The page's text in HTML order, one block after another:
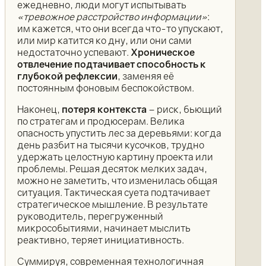
ежедневно, люди могут испытывать
«тревожное расстройство информации»:
им кажется, что они всегда что-то упускают,
или мир катится ко дну, или они сами
недостаточно успевают. Хроническое
отвлечение подтачивает способность к
глубокой рефлексии, заменяя её
постоянным фоновым беспокойством.
Наконец, потеря контекста – риск, бьющий
по стратегам и продюсерам. Велика
опасность упустить лес за деревьями: когда
день разбит на тысячи кусочков, трудно
удержать целостную картину проекта или
проблемы. Решая десяток мелких задач,
можно не заметить, что изменилась общая
ситуация. Тактическая суета подтачивает
стратегическое мышление. В результате
руководитель, перегруженный
микрособытиями, начинает мыслить
реактивно, теряет инициативность.
Суммируя, современная технологичная